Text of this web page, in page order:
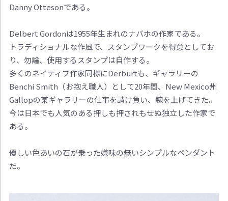
Danny Ottesonである。
Delbert Gordonは1955年生まれのナバホの作家である。
トラディショナルな作風で、スタンプワークを得意としてお
り、勿論、使用するスタンプは自作する。
多くのネイティブ作家同様にDerburtも、ギャラリーの
Benchi Smith（お抱え職人）として20年間、New Mexico州
Gallopの某ギャラリーの仕事を請け負い、腕を上げてきた。
今は日本でも人気のある押しも押されもせぬ独立した作家で
ある。
優しい色あいの石が乗った嫌味の無いシンプルなペンダント
だ。